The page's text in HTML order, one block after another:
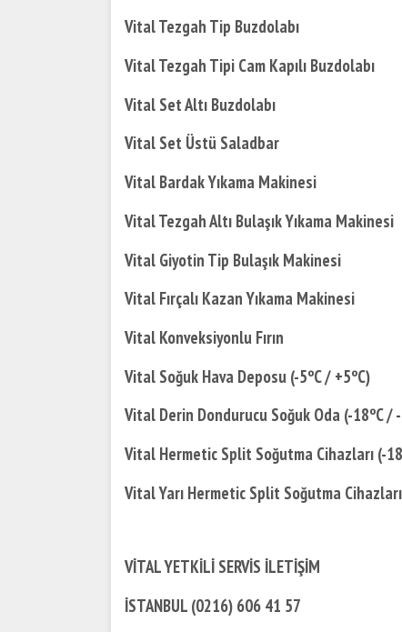
Vital Tezgah Tip Buzdolabı
Vital Tezgah Tipi Cam Kapılı Buzdolabı
Vital Set Altı Buzdolabı
Vital Set Üstü Saladbar
Vital Bardak Yıkama Makinesi
Vital Tezgah Altı Bulaşık Yıkama Makinesi
Vital Giyotin Tip Bulaşık Makinesi
Vital Fırçalı Kazan Yıkama Makinesi
Vital Konveksiyonlu Fırın
Vital Soğuk Hava Deposu (-5ºC / +5ºC)
Vital Derin Dondurucu Soğuk Oda (-18ºC /
Vital Hermetic Split Soğutma Cihazları (-
Vital Yarı Hermetic Split Soğutma
VİTAL YETKİLİ SERVİS İLETİŞİM
İSTANBUL (0216) 606 41 57